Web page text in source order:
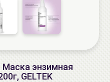
Маска энзимная
GELTEK